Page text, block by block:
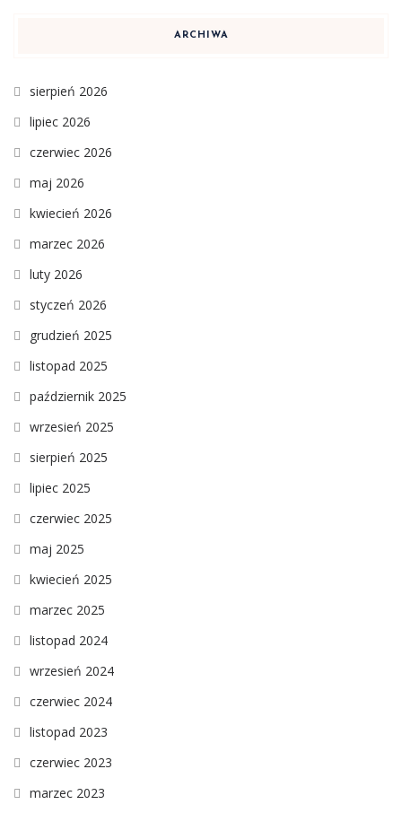
ARCHIWA
sierpień 2026
lipiec 2026
czerwiec 2026
maj 2026
kwiecień 2026
marzec 2026
luty 2026
styczeń 2026
grudzień 2025
listopad 2025
październik 2025
wrzesień 2025
sierpień 2025
lipiec 2025
czerwiec 2025
maj 2025
kwiecień 2025
marzec 2025
listopad 2024
wrzesień 2024
czerwiec 2024
listopad 2023
czerwiec 2023
marzec 2023